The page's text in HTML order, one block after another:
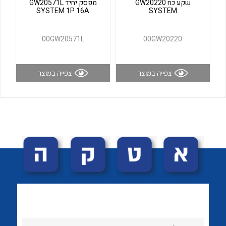
נקודות מכירה
שקע כח GW20220
SYSTEM
00GW20220
צפייה במוצר
מפסק יחיד GW20571L
SYSTEM 1P 16A
00GW20571L
צפייה במוצר